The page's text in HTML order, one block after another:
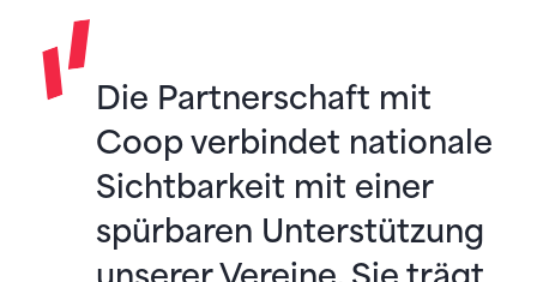
Die Partnerschaft mit
Coop verbindet nationale
Sichtbarkeit mit einer
spürbaren Unterstützung